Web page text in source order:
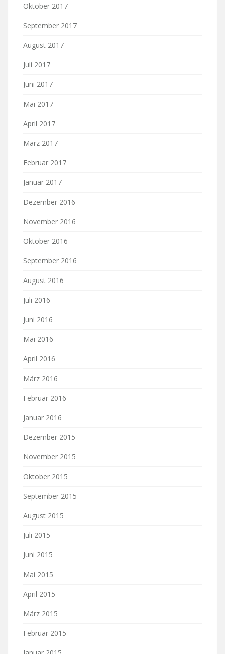
Oktober 2017
September 2017
August 2017
Juli 2017
Juni 2017
Mai 2017
April 2017
März 2017
Februar 2017
Januar 2017
Dezember 2016
November 2016
Oktober 2016
September 2016
August 2016
Juli 2016
Juni 2016
Mai 2016
April 2016
März 2016
Februar 2016
Januar 2016
Dezember 2015
November 2015
Oktober 2015
September 2015
August 2015
Juli 2015
Juni 2015
Mai 2015
April 2015
März 2015
Februar 2015